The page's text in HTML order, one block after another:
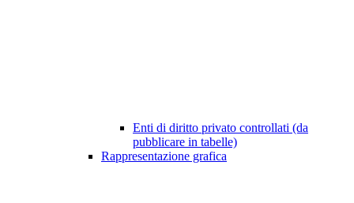
Enti di diritto privato controllati (da
pubblicare in tabelle)
Rappresentazione grafica